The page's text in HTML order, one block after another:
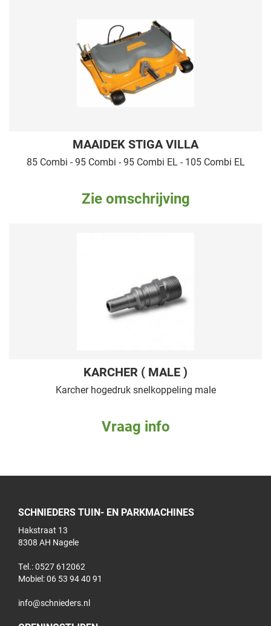
MAAIDEK STIGA VILLA
85 Combi - 95 Combi - 95 Combi EL - 105 Combi EL
Zie omschrijving
KARCHER ( MALE )
Karcher hogedruk snelkoppeling male
Vraag info
SCHNIEDERS TUIN- EN PARKMACHINES
Hakstraat 13
8308 AH Nagele
Tel.: 0527 612062
Mobiel:06 53 94 40 91
info@schnieders.nl